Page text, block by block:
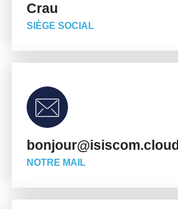
Crau
SIÈGE SOCIAL
bonjour@isiscom.cloud
NOTRE MAIL